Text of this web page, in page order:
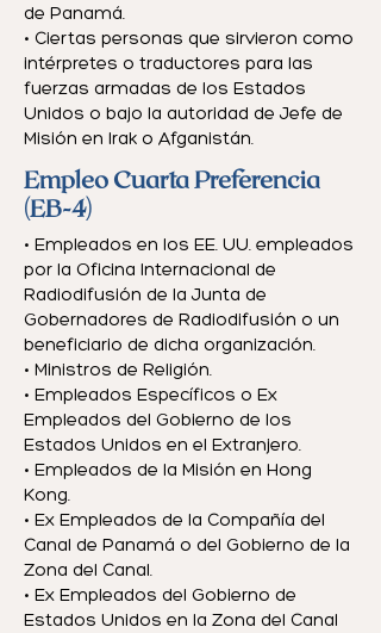
de Panamá.
• Ciertas personas que sirvieron como
intérpretes o traductores para las
fuerzas armadas de los Estados
Unidos o bajo la autoridad de Jefe de
Misión en Irak o Afganistán.
Empleo Cuarta Preferencia
(EB-4)
• Empleados en los EE. UU. empleados
por la Oficina Internacional de
Radiodifusión de la Junta de
Gobernadores de Radiodifusión o un
beneficiario de dicha organización.
• Ministros de Religión.
• Empleados Específicos o Ex
Empleados del Gobierno de los
Estados Unidos en el Extranjero.
• Empleados de la Misión en Hong
Kong.
• Ex Empleados de la Compañía del
Canal de Panamá o del Gobierno de la
Zona del Canal.
• Ex Empleados del Gobierno de
Estados Unidos en la Zona del Canal